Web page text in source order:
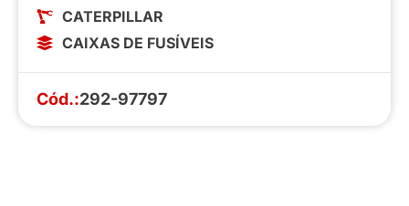
CATERPILLAR
CAIXAS DE FUSÍVEIS
Cód.:292-97797